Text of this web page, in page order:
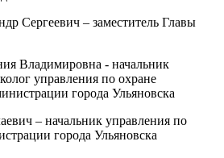
– заместитель Главы
Владимировна - начальник
управления по охране
города Ульяновска
– начальник управления по
города Ульяновска